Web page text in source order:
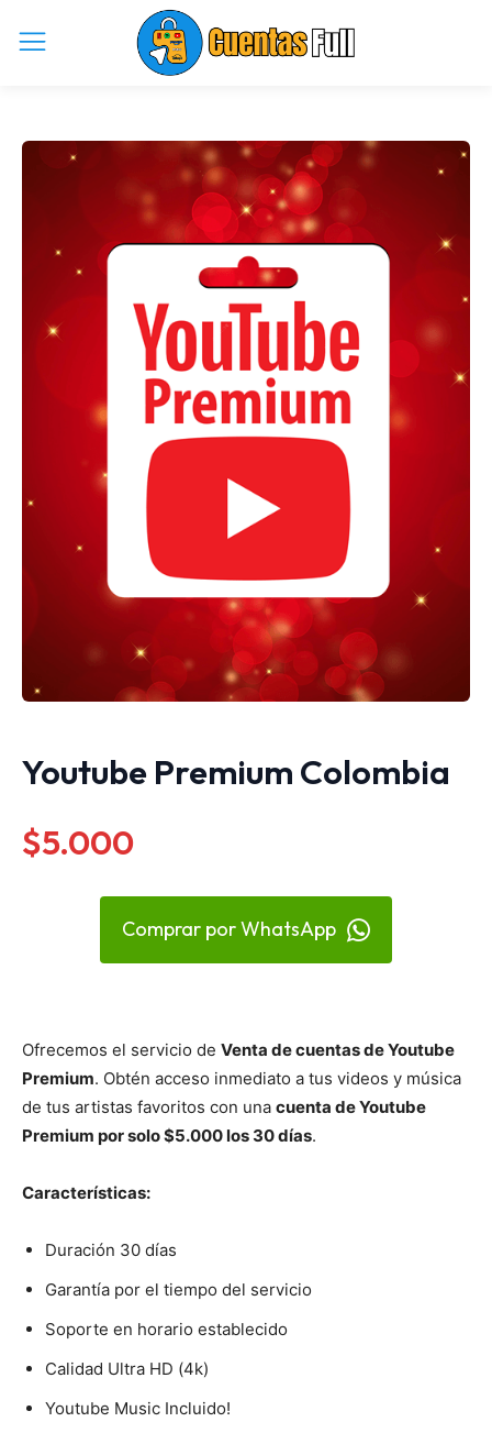
Youtube Premium Colombia
$5.000
Comprar por WhatsApp
Ofrecemos el servicio de Venta de cuentas de Youtube
Premium. Obtén acceso inmediato a tus videos y música
de tus artistas favoritos con una cuenta de Youtube
Premium por solo $5.000 los 30 días.
Características:
Duración 30 días
Garantía por el tiempo del servicio
Soporte en horario establecido
Calidad Ultra HD (4k)
Youtube Music Incluido!